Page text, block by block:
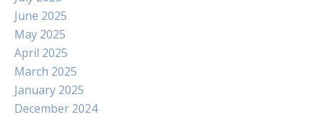
June 2025
May 2025
April 2025
March 2025
January 2025
December 2024